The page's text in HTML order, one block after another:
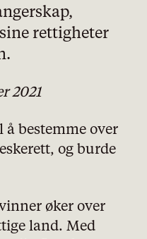
rettigheter
2021
bestemme over
og burde
øker over
land. Med